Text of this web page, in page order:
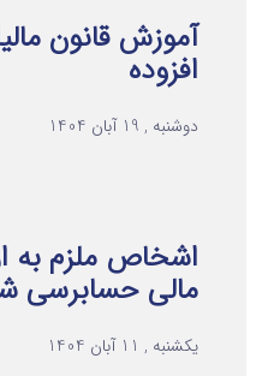
آموزش قانون
افزوده
دوشنبه , 19 آبان 1404
اشخاص ملزم به
مالی حسابرسی شده
یکشنبه , 11 آبان 1404